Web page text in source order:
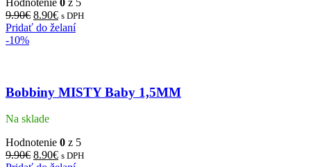
9.90€ 8.90€ s DPH
Pridať do želaní
-10%
Bobbiny MISTY Baby 1,5MM
Na sklade
Hodnotenie 0 z 5
9.90€ 8.90€ s DPH